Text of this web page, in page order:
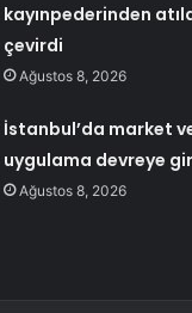
kayınpederinden
çevirdi
Ağustos 8, 2026
İstanbul’da market
uygulama devreye
Ağustos 8, 2026